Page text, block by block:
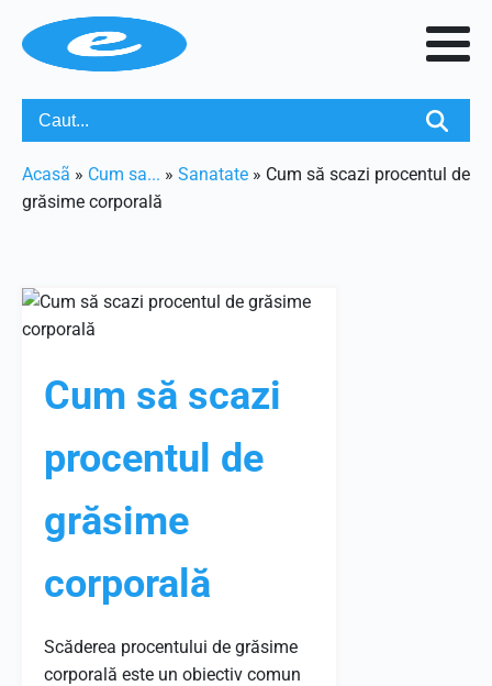
Acasã » Cum sa... » Sanatate » Cum să scazi procentul de
grăsime corporală
Cum să scazi
procentul de
grăsime
corporală
Scăderea procentului de grăsime
corporală este un obiectiv comun